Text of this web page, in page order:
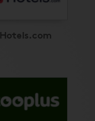
Hotels.com